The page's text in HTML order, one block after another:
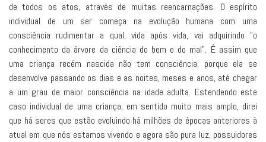
de todos os atos, através de muitas reencarnações. O espírito
individual de um ser começa na evolução humana com uma
consciência rudimentar a qual, vida após vida, vai adquirindo "o
conhecimento da árvore da ciência do bem e do mal”. É assim que
uma criança recém nascida não tem consciência, porque ela se
desenvolve passando os dias e as noites, meses e anos, até chegar
a um grau de maior consciência na idade adulta. Estendendo este
caso individual de uma criança, em sentido muito mais amplo, direi
que há seres que estão evoluindo há milhões de épocas anteriores à
atual em que nós estamos vivendo e agora são pura luz, possuidores